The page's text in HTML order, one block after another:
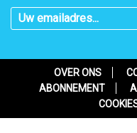
OVER ONS
ABONNEMENT